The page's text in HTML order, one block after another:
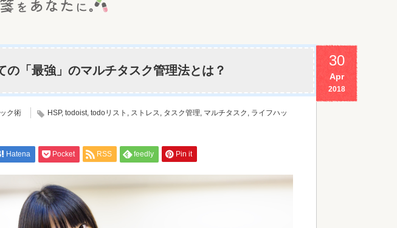
30
Apr
2018
の「最強」のマルチタスク管理法とは？
ク術 HSP, todoist, todoリスト , ストレス, タスク管理, マルチタスク , ライフハッ
Hatena Pocket RSS feedly Pin it